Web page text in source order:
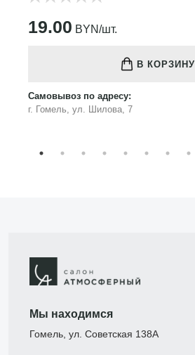
19.00 BYN/шт.
В КОРЗИНУ
Самовывоз по адресу:
г. Гомель, ул. Шилова, 7
Мы находимся
Гомель, ул. Советская 138А